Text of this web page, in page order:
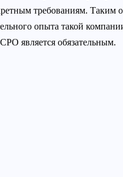
требованиям. Таким
опыта такой
является обязательным.